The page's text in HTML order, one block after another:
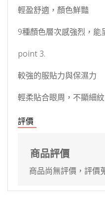
輕盈舒適，顏色鮮豔
9種顏色層次感強烈，能
point 3.
較強的服貼力與保濕力
輕柔貼合眼周，不顯細紋
評價
商品評價
商品尚無評價，評價